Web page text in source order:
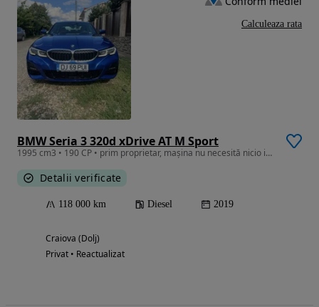
BMW Seria 3 320d xDrive AT M Sport
1995 cm3 • 190 CP • prim proprietar, mașina nu necesită nicio investiție,revizie făcută az
Detalii verificate
118 000 km Diesel 2019
Craiova (Dolj)
Privat • Reactualizat
Calculeaza rata